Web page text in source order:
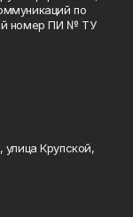
по
номер ПИ № ТУ
улица Крупской,